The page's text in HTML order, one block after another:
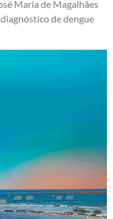
Maria de Magalhães
de dengue